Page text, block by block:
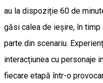
au la dispoziție 60 de
găsi calea de ieșire, în
parte din scenariu.
interacțiunea cu personaje
fiecare etapă într-o